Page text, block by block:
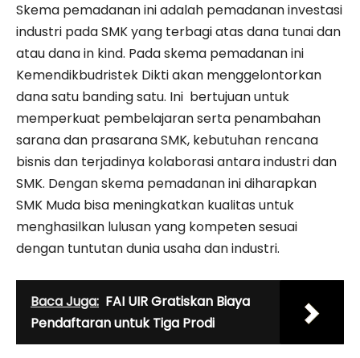
Skema pemadanan ini adalah pemadanan investasi
industri pada SMK yang terbagi atas dana tunai dan
atau dana in kind. Pada skema pemadanan ini
Kemendikbudristek Dikti akan menggelontorkan
dana satu banding satu. Ini bertujuan untuk
memperkuat pembelajaran serta penambahan
sarana dan prasarana SMK, kebutuhan rencana
bisnis dan terjadinya kolaborasi antara industri dan
SMK. Dengan skema pemadanan ini diharapkan
SMK Muda bisa meningkatkan kualitas untuk
menghasilkan lulusan yang kompeten sesuai
dengan tuntutan dunia usaha dan industri.
Baca Juga: FAI UIR Gratiskan Biaya
Pendaftaran untuk Tiga Prodi